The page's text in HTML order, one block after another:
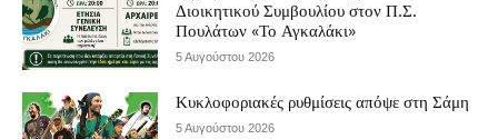
Διοικητικού Συμβουλίου στον Π.Σ.
Πουλάτων «Το Αγκαλάκι»
5 Αυγούστου 2026
Κυκλοφοριακές ρυθμίσεις απόψε στη Σάμη
5 Αυγούστου 2026